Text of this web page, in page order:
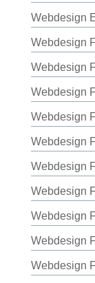
Webdesign
Webdesign
Webdesign
Webdesign
Webdesign
Webdesign
Webdesign
Webdesign
Webdesign
Webdesign
Webdesign